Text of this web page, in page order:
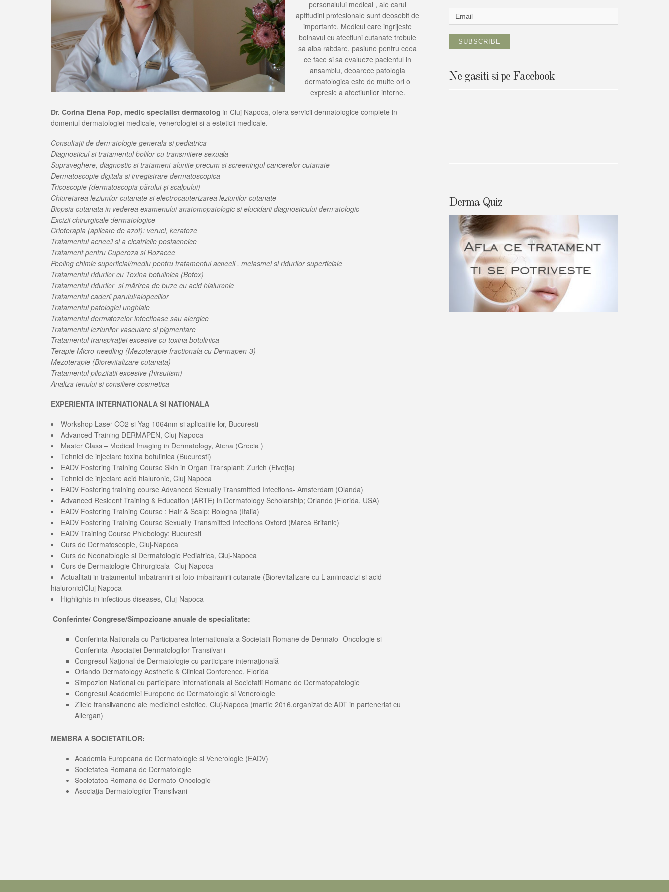
personalului medical , ale carui
aptitudini profesionale sunt deosebit de
importante. Medicul care ingrijeste
bolnavul cu afectiuni cutanate trebuie
sa aiba rabdare, pasiune pentru ceea
ce face si sa evalueze pacientul in
ansamblu, deoarece patologia
dermatologica este de multe ori o
expresie a afectiunilor interne.
Dr. Corina Elena Pop, medic specialist dermatolog in Cluj Napoca, ofera servicii dermatologice complete in
domeniul dermatologiei medicale, venerologiei si a esteticii medicale.
Consultaţii de dermatologie generala si pediatrica
Diagnosticul si tratamentul bolilor cu transmitere sexuala
Supraveghere, diagnostic si tratament alunite precum si screeningul cancerelor cutanate
Dermatoscopie digitala si inregistrare dermatoscopica
Tricoscopie (dermatoscopia părului și scalpului)
Chiuretarea leziunilor cutanate si electrocauterizarea leziunilor cutanate
Biopsia cutanata in vederea examenului anatomopatologic si elucidarii diagnosticului dermatologic
Excizii chirurgicale dermatologice
Crioterapia (aplicare de azot): veruci, keratoze
Tratamentul acneeii si a cicatricile postacneice
Tratament pentru Cuperoza si Rozacee
Peeling chimic superficial/mediu pentru tratamentul acneeii , melasmei si ridurilor superficiale
Tratamentul ridurilor cu Toxina botulinica (Botox)
Tratamentul ridurilor si mărirea de buze cu acid hialuronic
Tratamentul caderii parului/alopeciilor
Tratamentul patologiei unghiale
Tratamentul dermatozelor infectioase sau alergice
Tratamentul leziunilor vasculare si pigmentare
Tratamentul transpiraţiei excesive cu toxina botulinica
Terapie Micro-needling (Mezoterapie fractionala cu Dermapen-3)
Mezoterapie (Biorevitalizare cutanata)
Tratamentul pilozitatii excesive (hirsutism)
Analiza tenului si consiliere cosmetica
EXPERIENTA INTERNATIONALA SI NATIONALA
Workshop Laser CO2 si Yag 1064nm si aplicatiile lor, Bucuresti
Advanced Training DERMAPEN, Cluj-Napoca
Master Class – Medical Imaging in Dermatology, Atena (Grecia )
Tehnici de injectare toxina botulinica (Bucuresti)
EADV Fostering Training Course Skin in Organ Transplant; Zurich (Elveţia)
Tehnici de injectare acid hialuronic, Cluj Napoca
EADV Fostering training course Advanced Sexually Transmitted Infections- Amsterdam (Olanda)
Advanced Resident Training & Education (ARTE) in Dermatology Scholarship; Orlando (Florida, USA)
EADV Fostering Training Course : Hair & Scalp; Bologna (Italia)
EADV Fostering Training Course Sexually Transmitted Infections Oxford (Marea Britanie)
EADV Training Course Phlebology; Bucuresti
Curs de Dermatoscopie, Cluj-Napoca
Curs de Neonatologie si Dermatologie Pediatrica, Cluj-Napoca
Curs de Dermatologie Chirurgicala- Cluj-Napoca
Actualitati in tratamentul imbatranirii si foto-imbatranirii cutanate (Biorevitalizare cu L-aminoacizi si acid
hialuronic)Cluj Napoca
Highlights in infectious diseases, Cluj-Napoca
Conferinte/ Congrese/Simpozioane anuale de specialitate:
Conferinta Nationala cu Participarea Internationala a Societatii Romane de Dermato- Oncologie si
Conferinta Asociatiei Dermatologilor Transilvani
Congresul Naţional de Dermatologie cu participare internaţională
Orlando Dermatology Aesthetic & Clinical Conference, Florida
Simpozion National cu participare internationala al Societatii Romane de Dermatopatologie
Congresul Academiei Europene de Dermatologie si Venerologie
Zilele transilvanene ale medicinei estetice, Cluj-Napoca (martie 2016,organizat de ADT in parteneriat cu
Allergan)
MEMBRA A SOCIETATILOR:
Academia Europeana de Dermatologie si Venerologie (EADV)
Societatea Romana de Dermatologie
Societatea Romana de Dermato-Oncologie
Asociaţia Dermatologilor Transilvani
o
r
:
Ne gasiti si pe Facebook
Derma Quiz